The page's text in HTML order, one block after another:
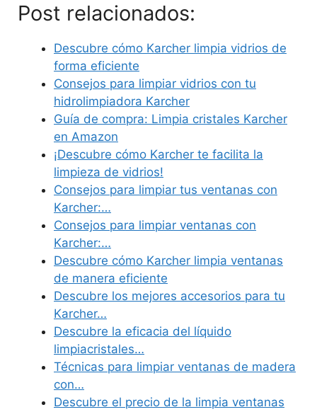
Post relacionados:
Descubre cómo Karcher limpia vidrios de
forma eficiente
Consejos para limpiar vidrios con tu
hidrolimpiadora Karcher
Guía de compra: Limpia cristales Karcher
en Amazon
¡Descubre cómo Karcher te facilita la
limpieza de vidrios!
Consejos para limpiar tus ventanas con
Karcher:…
Consejos para limpiar ventanas con
Karcher:…
Descubre cómo Karcher limpia ventanas
de manera eficiente
Descubre los mejores accesorios para tu
Karcher…
Descubre la eficacia del líquido
limpiacristales…
Técnicas para limpiar ventanas de madera
con…
Descubre el precio de la limpia ventanas